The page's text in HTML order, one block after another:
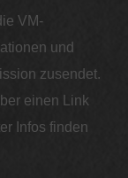
VM-
und
zusendet.
einen Link
Infos finden